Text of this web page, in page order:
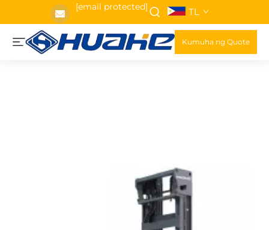
[email protected] TL
Kumuha ng Quote